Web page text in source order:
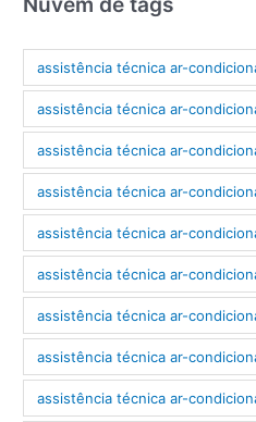
assistência técnica ar-
assistência técnica ar-
assistência técnica ar-
assistência técnica ar-
assistência técnica ar-
assistência técnica ar-
assistência técnica ar-
assistência técnica ar-
assistência técnica ar-